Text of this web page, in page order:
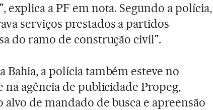
explica a PF em nota. Segundo a polícia,
serviços prestados a partidos
do ramo de construção civil".
Bahia, a polícia também esteve no
agência de publicidade Propeg,
alvo de mandado de busca e apreensão